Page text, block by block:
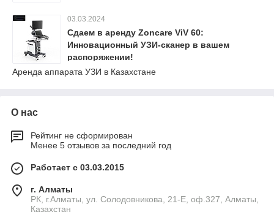
03.03.2024
Сдаем в аренду Zoncare ViV 60:
Инновационный УЗИ-сканер в вашем
распоряжении!
Аренда аппарата УЗИ в Казахстане
О нас
Рейтинг не сформирован
Менее 5 отзывов за последний год
Работает с 03.03.2015
г. Алматы
РК, г.Алматы, ул. Солодовникова, 21-Е, оф.327, Алматы,
Казахстан